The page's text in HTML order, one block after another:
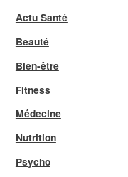
Actu Santé
Beauté
Bien-être
Fitness
Médecine
Nutrition
Psycho